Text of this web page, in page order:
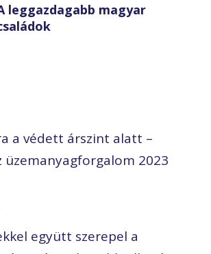
leggazdagabb magyar
a védett árszint alatt –
üzemanyagforgalom 2023
együtt szerepel a